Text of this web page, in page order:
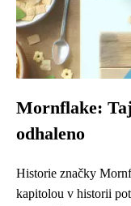
Mornflake:
odhaleno
Historie značky
kapitolou v historii